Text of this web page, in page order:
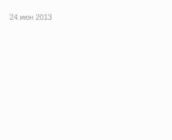
24 июн 2013